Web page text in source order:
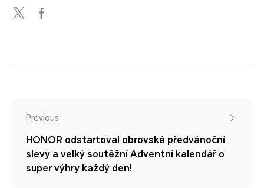
Previous
HONOR odstartoval obrovské předvánoční
slevy a velký soutěžní Adventní kalendář o
super výhry každý den!